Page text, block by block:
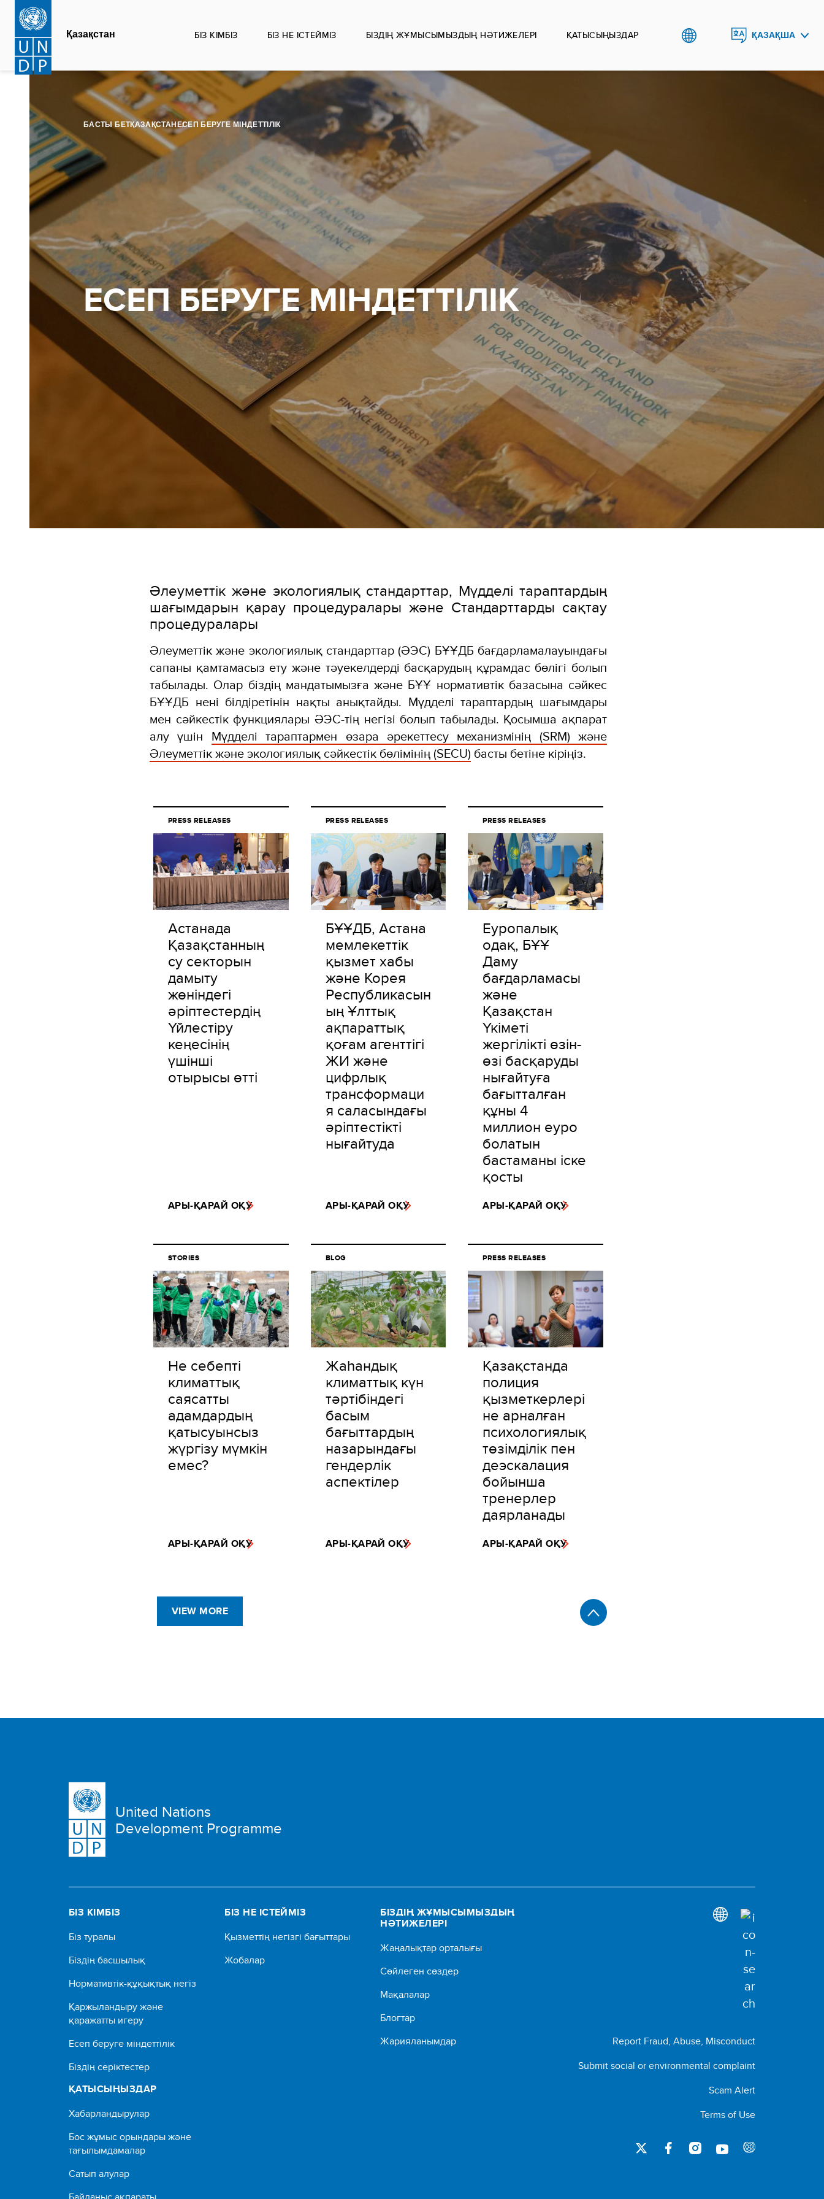
Skip
main
content
Қазақстан БІЗ КІМБІЗ БІЗ НЕ ІСТЕЙМІЗ БІЗДІҢ ЖҰМЫСЫМЫЗДЫҢ НӘТИЖЕЛЕРІ ҚАТЫСЫҢЫЗДАР ҚАЗАҚША
РУССКИЙ
БАСТЫ БЕТҚАЗАҚСТАН ЕСЕП БЕРУГЕ МІНДЕТТІЛІК
ЕСЕП БЕРУГЕ МІНДЕТТІЛІК
Әлеуметтік және экологиялық стандарттар, Мүдделі тараптардың
шағымдарын қарау процедуралары және Стандарттарды сақтау
процедуралары
Әлеуметтік және экологиялық стандарттар (ӘЭС) БҰҰДБ бағдарламалауындағы
сапаны қамтамасыз ету және тәуекелдерді басқарудың құрамдас бөлігі болып
табылады. Олар біздің мандатымызға және БҰҰ нормативтік базасына сәйкес
БҰҰДБ нені білдіретінін нақты анықтайды. Мүдделі тараптардың шағымдары
мен сәйкестік функциялары ӘЭС-тің негізі болып табылады. Қосымша ақпарат
алу үшін Мүдделі тараптармен өзара әрекеттесу механизмінің (SRM) және
Әлеуметтік және экологиялық сәйкестік бөлімінің (SECU) басты бетіне кіріңіз.
PRESS RELEASES
Астанада
Қазақстанның
су секторын
дамыту
жөніндегі
әріптестердің
Үйлестіру
кеңесінің
үшінші
отырысы өтті
АРЫ-ҚАРАЙ ОҚУ
PRESS RELEASES
БҰҰДБ, Астана
мемлекеттік
қызмет хабы
және Корея
Республикасын
ың Ұлттық
ақпараттық
қоғам агенттігі
ЖИ және
цифрлық
трансформаци
я саласындағы
әріптестікті
нығайтуда
АРЫ-ҚАРАЙ ОҚУ
PRESS RELEASES
Еуропалық
одақ, БҰҰ
Даму
бағдарламасы
және
Қазақстан
Үкіметі
жергілікті өзін-
өзі басқаруды
нығайтуға
бағытталған
құны 4
миллион еуро
болатын
бастаманы іске
қосты
АРЫ-ҚАРАЙ ОҚУ
STORIES
Не себепті
климаттық
саясатты
адамдардың
қатысуынсыз
жүргізу мүмкін
емес?
АРЫ-ҚАРАЙ ОҚУ
BLOG
Жаһандық
климаттық күн
тәртібіндегі
басым
бағыттардың
назарындағы
гендерлік
аспектілер
АРЫ-ҚАРАЙ ОҚУ
PRESS RELEASES
Қазақстанда
полиция
қызметкерлері
не арналған
психологиялық
төзімділік пен
деэскалация
бойынша
тренерлер
даярланады
АРЫ-ҚАРАЙ ОҚУ
VIEW MORE
United Nations
Development Programme
БІЗ КІМБІЗ
Біз туралы
Біздің басшылық
Нормативтік-құқықтық негіз
Қаржыландыру және
қаражатты игеру
Есеп беруге міндеттілік
Біздің серіктестер
БІЗ НЕ ІСТЕЙМІЗ
Қызметтің негізгі бағыттары
Жобалар
БІЗДІҢ ЖҰМЫСЫМЫЗДЫҢ
НӘТИЖЕЛЕРІ
Жаңалықтар орталығы
Сөйлеген сөздер
Мақалалар
Блогтар
Жарияланымдар
ҚАТЫСЫҢЫЗДАР
Хабарландырулар
Бос жұмыс орындары және
тағылымдамалар
Сатып алулар
Report Fraud, Abuse, Misconduct
Submit social or environmental complaint
Scam Alert
Terms of Use